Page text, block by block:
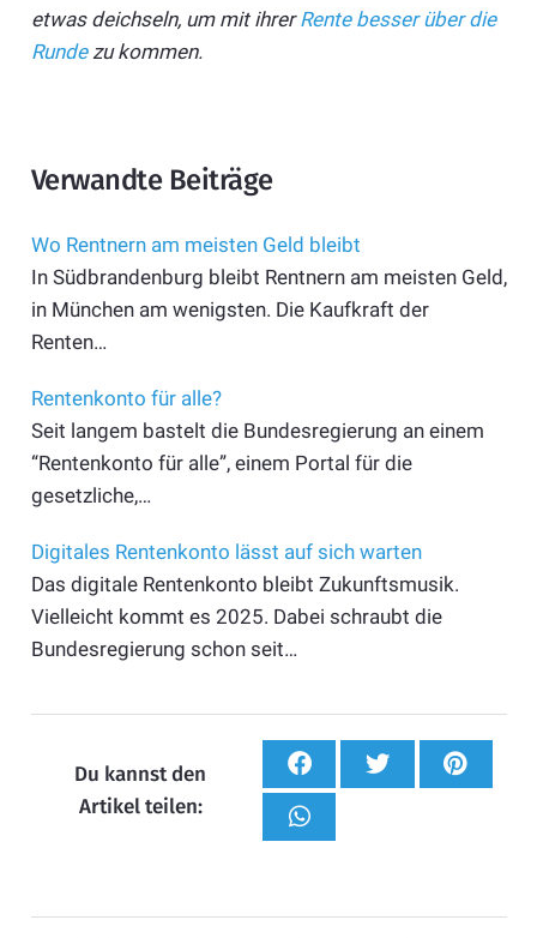
etwas deichseln, um mit ihrerRente besser über die
Rundezu kommen.
Verwandte Beiträge
Wo Rentnern am meisten Geld bleibt
In Südbrandenburg bleibt Rentnern am meisten Geld,
in München am wenigsten. Die Kaufkraft der
Renten…
Rentenkonto für alle?
Seit langem bastelt die Bundesregierung an einem
“Rentenkonto für alle”, einem Portal für die
gesetzliche,…
Digitales Rentenkonto lässt auf sich warten
Das digitale Rentenkonto bleibt Zukunftsmusik.
Vielleicht kommt es 2025. Dabei schraubt die
Bundesregierung schon seit…
Du kannst den
Artikel teilen: